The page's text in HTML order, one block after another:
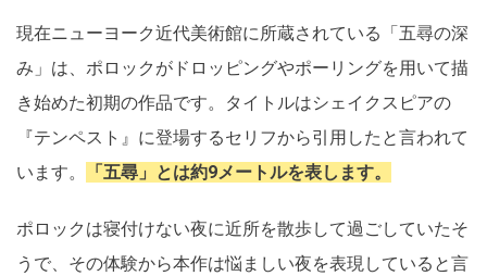
現在ニューヨーク近代美術館に所蔵されている「五尋の深
み」は、ポロックがドロッピングやポーリングを用いて描
き始めた初期の作品です。タイトルはシェイクスピアの
『テンペスト』に登場するセリフから引用したと言われて
います。
「五尋」とは約9メートルを表します。
ポロックは寝付けない夜に近所を散歩して過ごしていたそ
うで、その体験から本作は悩ましい夜を表現していると言